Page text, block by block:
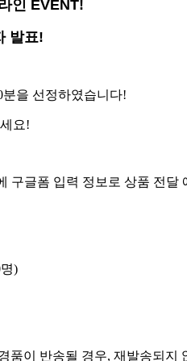
인 EVENT!
발표!
을 선정하였습니다!
요!
구글폼 입력 정보로 상품 전달
)
품이 반송될 경우, 재발송되지